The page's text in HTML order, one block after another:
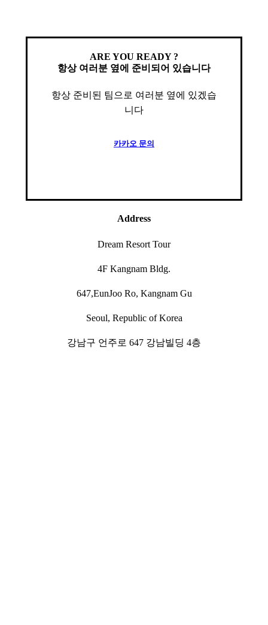
ARE YOU READY ?
항상 여러분 옆에 준비되어 있습니다
항상 준비된 팀으로 여러분 옆에 있겠습
니다
카카오 문의
Address
Dream Resort Tour
4F Kangnam Bldg.
647,EunJoo Ro, Kangnam Gu
Seoul, Republic of Korea
강남구 언주로 647 강남빌딩 4층